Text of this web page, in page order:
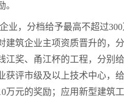
业，分档给予最高不超过
筑企业主项资质晋升的，
奖、甬江杯的工程，分别
获评市级及以上技术中心，
万元的奖励；应用新型建筑